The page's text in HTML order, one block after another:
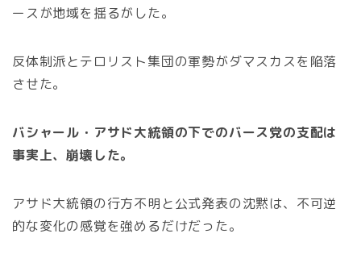
ースが地域を揺るがした。
反体制派とテロリスト集団の軍勢がダマスカスを陥落
させた。
バシャール・アサド大統領の下でのバース党の支配は
事実上、崩壊した。
アサド大統領の行方不明と公式発表の沈黙は、不可逆
的な変化の感覚を強めるだけだった。